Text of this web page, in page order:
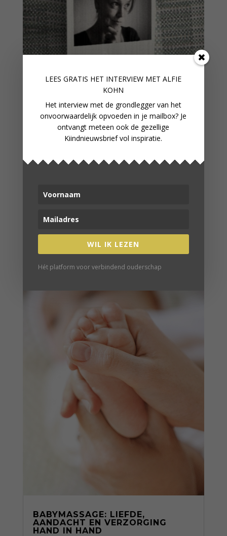
BABYMASSAGE: LIEFDE,
AANDACHT EN VERZORGING
HAND IN HAND
LEES GRATIS HET INTERVIEW MET ALFIE
KOHN
Het interview met de grondlegger van het
onvoorwaardelijk opvoeden in je mailbox? Je
ontvangt meteen ook de gezellige
Kiindnieuwsbrief vol inspiratie.
WIL IK LEZEN
Hét platform voor verbindend ouderschap